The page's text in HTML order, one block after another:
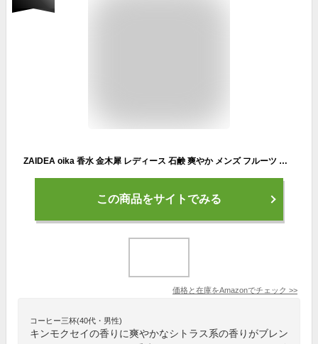
ZAIDEA oika 香水 金木犀 レディース 石鹸 爽やか メンズ フルーツ フローラル 柑橘系 サボン 甘い ムスク 30ml オードトワレ
この商品をサイトでみる
価格と在庫をAmazonでチェック >>
コーヒー三杯(40代・男性)
キンモクセイの香りに爽やかなシトラス系の香りがブレン